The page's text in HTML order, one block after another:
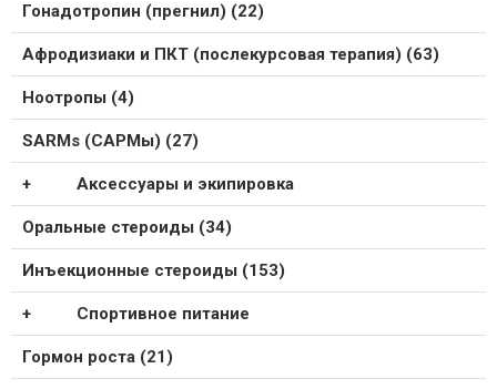
Гонадотропин (прегнил) (22)
Афродизиаки и ПКТ (послекурсовая терапия) (63)
Ноотропы (4)
SARMs (САРМы) (27)
Аксессуары и экипировка
Оральные стероиды (34)
Инъекционные стероиды (153)
Спортивное питание
Гормон роста (21)